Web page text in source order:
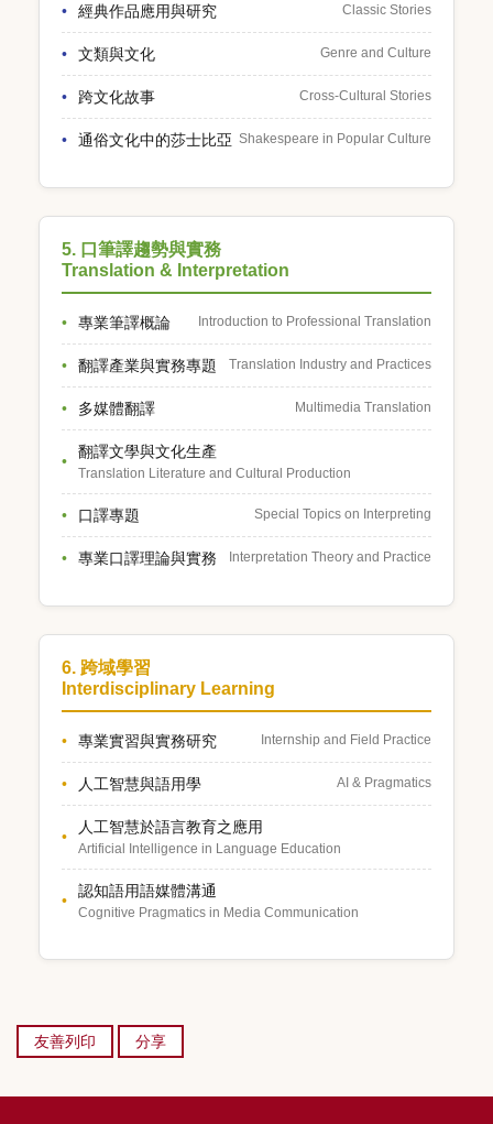
經典作品應用與研究 Classic Stories
文類與文化 Genre and Culture
跨文化故事 Cross-Cultural Stories
通俗文化中的莎士比亞 Shakespeare in Popular Culture
5. 口筆譯趨勢與實務
Translation & Interpretation
專業筆譯概論 Introduction to Professional Translation
翻譯產業與實務專題 Translation Industry and Practices
多媒體翻譯 Multimedia Translation
翻譯文學與文化生產
Translation Literature and Cultural Production
口譯專題 Special Topics on Interpreting
專業口譯理論與實務 Interpretation Theory and Practice
6. 跨域學習
Interdisciplinary Learning
專業實習與實務研究 Internship and Field Practice
人工智慧與語用學 AI & Pragmatics
人工智慧於語言教育之應用
Artificial Intelligence in Language Education
認知語用語媒體溝通
Cognitive Pragmatics in Media Communication
友善列印 分享